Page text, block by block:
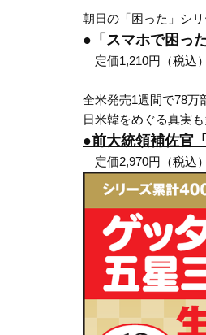
朝日の「困った」シリ
●「スマホで困っ
定価1,210円（税込
全米発売1週間で78万
日米韓をめぐる真実
●前大統領補佐官
定価2,970円（税込